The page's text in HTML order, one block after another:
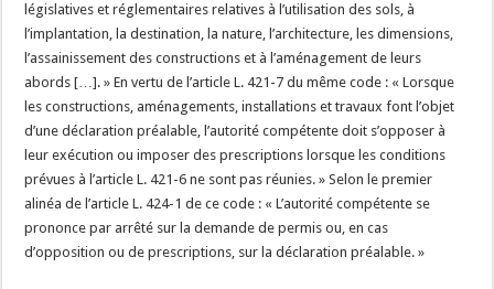
législatives et réglementaires relatives à l’utilisation des sols, à
l’implantation, la destination, la nature, l’architecture, les dimensions,
l’assainissement des constructions et à l’aménagement de leurs
abords […]. » En vertu de l’article L. 421-7 du même code : « Lorsque
les constructions, aménagements, installations et travaux font l’objet
d’une déclaration préalable, l’autorité compétente doit s’opposer à
leur exécution ou imposer des prescriptions lorsque les conditions
prévues à l’article L. 421-6 ne sont pas réunies. » Selon le premier
alinéa de l’article L. 424-1 de ce code : « L’autorité compétente se
prononce par arrêté sur la demande de permis ou, en cas
d’opposition ou de prescriptions, sur la déclaration préalable. »